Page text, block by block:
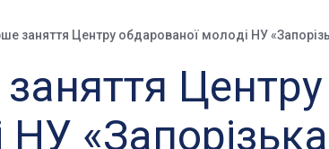
заняття Центру обдарованої молоді НУ
«Запорізька